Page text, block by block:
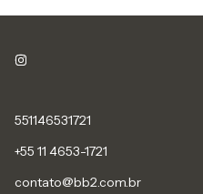
551146531721
+55 11 4653-1721
contato@bb2.com.br